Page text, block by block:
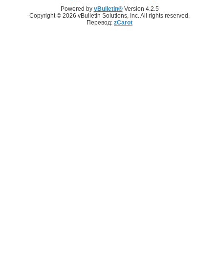
Powered by vBulletin®Version 4.2.5
Copyright © 2026 vBulletin Solutions, Inc. All rights reserved.
Перевод: zCarot